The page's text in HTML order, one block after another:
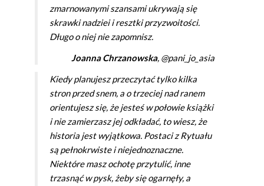
zmarnowanymi szansami ukrywają się
skrawki nadziei i resztki przyzwoitości.
Długo o niej nie zapomnisz.
Joanna Chrzanowska, @pani_jo_asia
Kiedy planujesz przeczytać tylko kilka
stron przed snem, a o trzeciej nad ranem
orientujesz się, że jesteś w połowie książki
i nie zamierzasz jej odkładać, to wiesz, że
historia jest wyjątkowa. Postaci z Rytuału
są pełnokrwiste i niejednoznaczne.
Niektóre masz ochotę przytulić, inne
trzasnąć w pysk, żeby się ogarnęły, a